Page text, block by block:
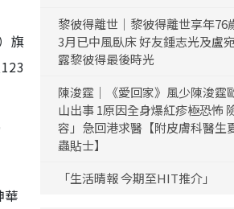
旗
華
黎彼得離世｜黎彼得離世享年76
3月已中風臥床 好友鍾志光及盧
露黎彼得最後時光
陳浚霆｜《愛回家》風少陳浚霆
山出事 1原因全身爆紅疹極恐怖
容」急回港求醫【附皮膚科醫生
蟲貼士】
「生活晴報 今期至HIT推介」